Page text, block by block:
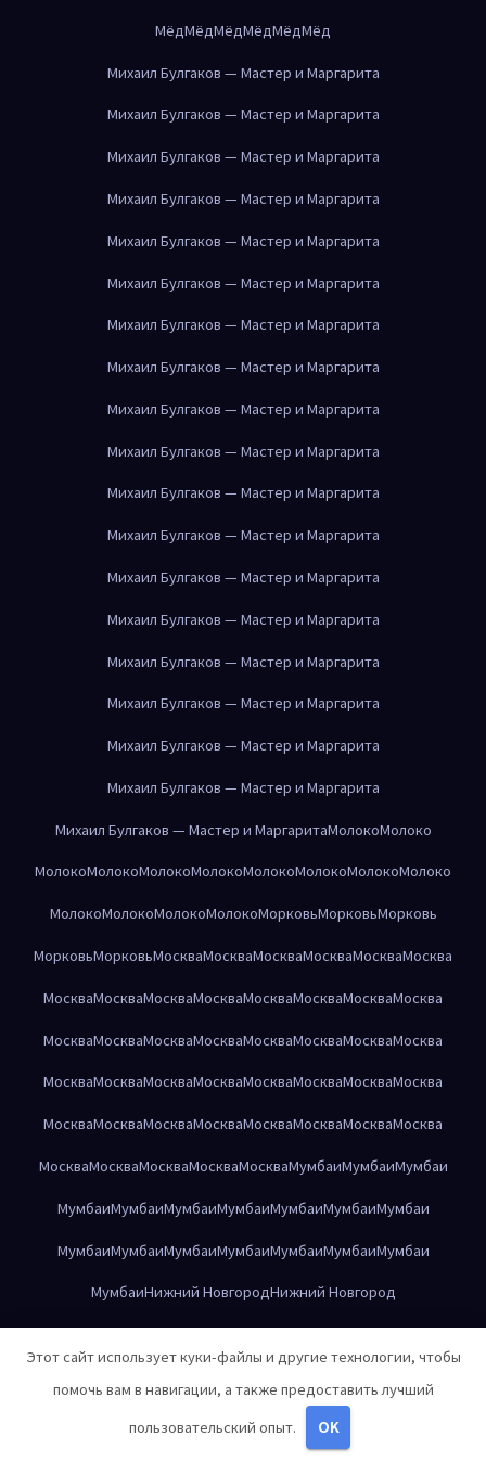
МёдМёдМёдМёдМёдМёд
Михаил Булгаков — Мастер и Маргарита
Михаил Булгаков — Мастер и Маргарита
Михаил Булгаков — Мастер и Маргарита
Михаил Булгаков — Мастер и Маргарита
Михаил Булгаков — Мастер и Маргарита
Михаил Булгаков — Мастер и Маргарита
Михаил Булгаков — Мастер и Маргарита
Михаил Булгаков — Мастер и Маргарита
Михаил Булгаков — Мастер и Маргарита
Михаил Булгаков — Мастер и Маргарита
Михаил Булгаков — Мастер и Маргарита
Михаил Булгаков — Мастер и Маргарита
Михаил Булгаков — Мастер и Маргарита
Михаил Булгаков — Мастер и Маргарита
Михаил Булгаков — Мастер и Маргарита
Михаил Булгаков — Мастер и Маргарита
Михаил Булгаков — Мастер и Маргарита
Михаил Булгаков — Мастер и Маргарита
Михаил Булгаков — Мастер и МаргаритаМолокоМолоко
МолокоМолокоМолокоМолокоМолокоМолокоМолокоМолоко
МолокоМолокоМолокоМолокоМорковьМорковьМорковь
МорковьМорковьМоскваМоскваМоскваМоскваМоскваМосква
МоскваМоскваМоскваМоскваМоскваМоскваМоскваМосква
МоскваМоскваМоскваМоскваМоскваМоскваМоскваМосква
МоскваМоскваМоскваМоскваМоскваМоскваМоскваМосква
МоскваМоскваМоскваМоскваМоскваМоскваМоскваМосква
МоскваМоскваМоскваМоскваМоскваМумбаиМумбаиМумбаи
МумбаиМумбаиМумбаиМумбаиМумбаиМумбаиМумбаи
МумбаиМумбаиМумбаиМумбаиМумбаиМумбаиМумбаи
МумбаиНижний НовгородНижний Новгород
Нижний НовгородНижний НовгородНижний Новгород
Нижний Новгород Нижний Новгород
Этот сайт использует куки-файлы и другие технологии, чтобы
помочь вам в навигации, а также предоставить лучший
пользовательский опыт.
OK